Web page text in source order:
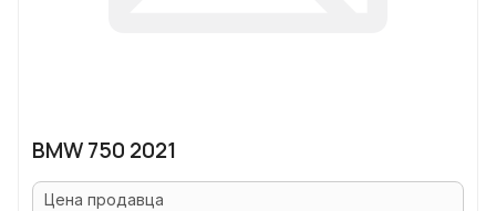
BMW 750 2021
Цена продавца